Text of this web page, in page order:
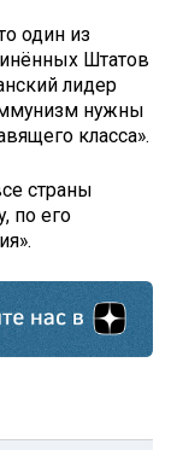
один из
Штатов
лидер
нужны
класса».
страны
по его